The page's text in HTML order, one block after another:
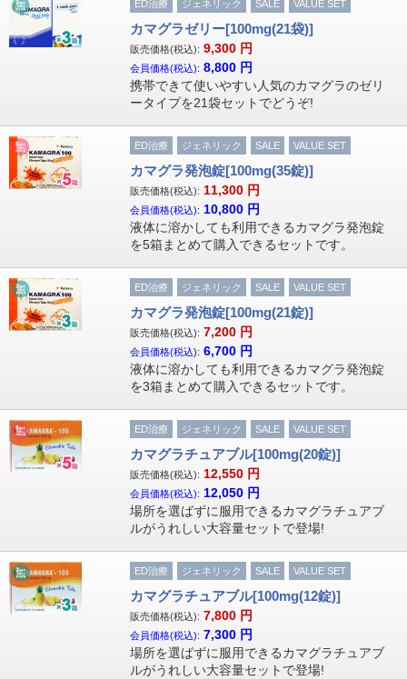
ED治療 ジェネリック SALE VALUE SET
カマグラゼリー[100mg(21袋)]
販売価格(税込): 9,300 円
会員価格(税込): 8,800 円
携帯できて使いやすい人気のカマグラのゼリ
ータイプを21袋セットでどうぞ!
ED治療 ジェネリック SALE VALUE SET
カマグラ発泡錠[100mg(35錠)]
販売価格(税込): 11,300 円
会員価格(税込): 10,800 円
液体に溶かしても利用できるカマグラ発泡錠
を5箱まとめて購入できるセットです。
ED治療 ジェネリック SALE VALUE SET
カマグラ発泡錠[100mg(21錠)]
販売価格(税込): 7,200 円
会員価格(税込): 6,700 円
液体に溶かしても利用できるカマグラ発泡錠
を3箱まとめて購入できるセットです。
ED治療 ジェネリック SALE VALUE SET
カマグラチュアブル[100mg(20錠)]
販売価格(税込): 12,550 円
会員価格(税込): 12,050 円
場所を選ばずに服用できるカマグラチュアブ
ルがうれしい大容量セットで登場!
ED治療 ジェネリック SALE VALUE SET
カマグラチュアブル[100mg(12錠)]
販売価格(税込): 7,800 円
会員価格(税込): 7,300 円
場所を選ばずに服用できるカマグラチュアブ
ルがうれしい大容量セットで登場!